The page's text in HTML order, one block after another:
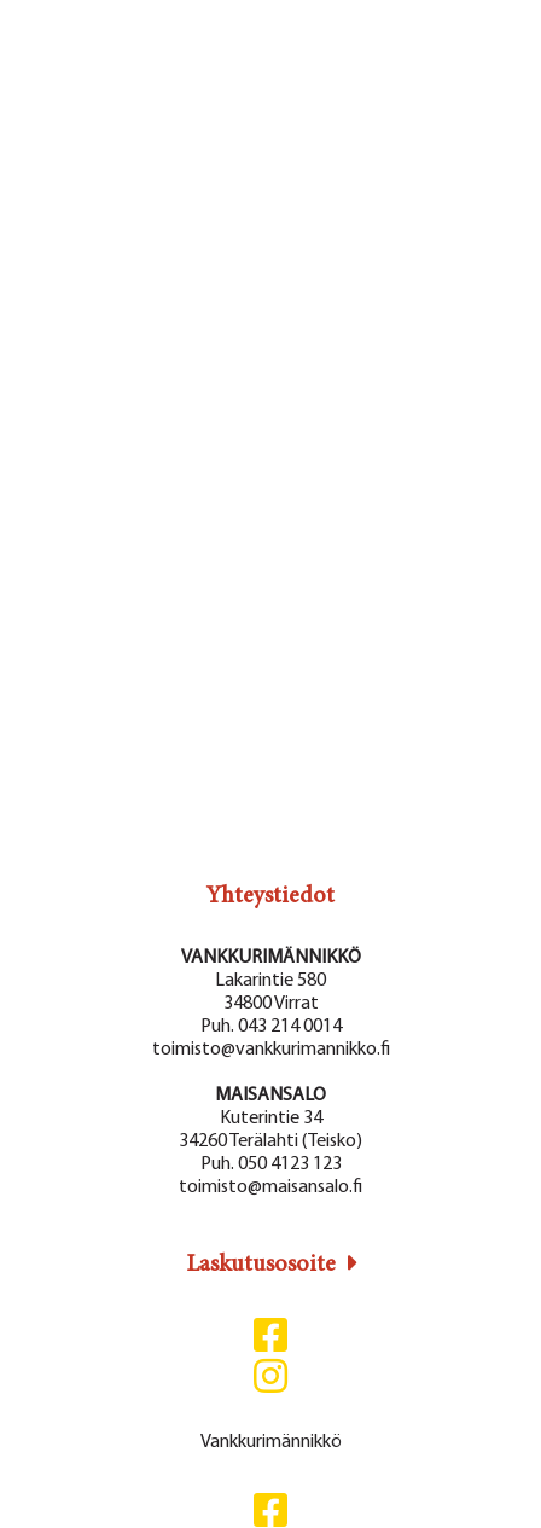
Yhteystiedot
VANKKURIMÄNNIKKÖ
Lakarintie 580
34800 Virrat
Puh. 043 214 0014
toimisto@vankkurimannikko.fi
MAISANSALO
Kuterintie 34
34260 Terälahti (Teisko)
Puh. 050 4123 123
toimisto@maisansalo.fi
Laskutusosoite
Vankkurimännikkö